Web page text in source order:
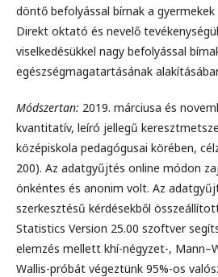
döntő befolyással bírnak a
Direkt oktató és nevelő
viselkedésükkel nagy befolyással
egészségmagatartásának
Módszertan: 2019. márciusa és
kvantitatív, leíró jellegű
középiskola pedagógusai körében,
200). Az adatgyűjtés online módon
önkéntes és anonim volt. Az
szerkesztésű kérdésekből
Statistics Version 25.00 szoftver
elemzés mellett khí-négyzet-,
Wallis-próbát végeztünk 95%-os